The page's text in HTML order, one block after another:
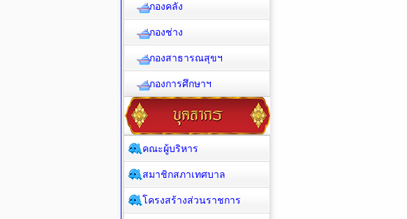
กองคลัง
กองช่าง
กองสาธารณสุขฯ
กองการศึกษาฯ
คณะผู้บริหาร
สมาชิกสภาเทศบาล
โครงสร้างส่วนราชการ